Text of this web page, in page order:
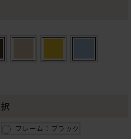
フレーム：ブラック